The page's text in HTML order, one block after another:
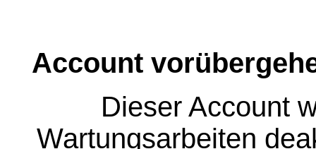
Account
Dieser Account
Wartungsarbeiten